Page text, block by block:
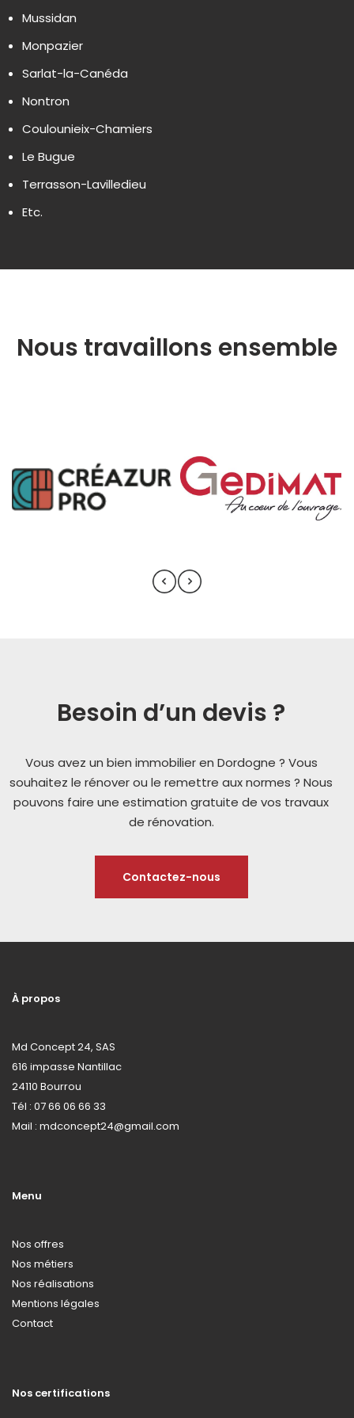
Mussidan
Monpazier
Sarlat-la-Canéda
Nontron
Coulounieix-Chamiers
Le Bugue
Terrasson-Lavilledieu
Etc.
Nous travaillons ensemble
Besoin d’un devis ?
Vous avez un bien immobilier en Dordogne ? Vous
souhaitez le rénover ou le remettre aux normes ? Nous
pouvons faire une estimation gratuite de vos travaux
de rénovation.
Contactez-nous
À propos
Md Concept 24, SAS
616 impasse Nantillac
24110 Bourrou
Tél : 07 66 06 66 33
Mail : mdconcept24@gmail.com
Menu
Nos offres
Nos métiers
Nos réalisations
Mentions légales
Contact
Nos certifications